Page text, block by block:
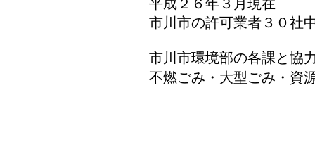
平成２６年３月現在
市川市の許可業者３０社
市川市環境部の各課と協
不燃ごみ・大型ごみ・資